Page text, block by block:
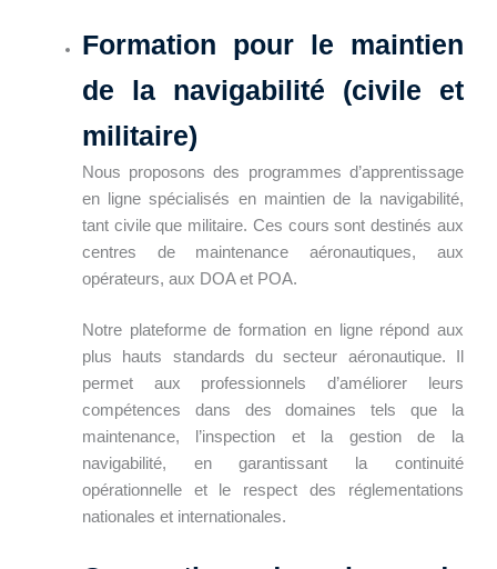
Formation pour le maintien
de la navigabilité (civile et
militaire)
Nous proposons des programmes d’apprentissage
en ligne spécialisés en maintien de la navigabilité,
tant civile que militaire. Ces cours sont destinés aux
centres de maintenance aéronautiques, aux
opérateurs, aux DOA et POA.
Notre plateforme de formation en ligne répond aux
plus hauts standards du secteur aéronautique. Il
permet aux professionnels d’améliorer leurs
compétences dans des domaines tels que la
maintenance, l’inspection et la gestion de la
navigabilité, en garantissant la continuité
opérationnelle et le respect des réglementations
nationales et internationales.